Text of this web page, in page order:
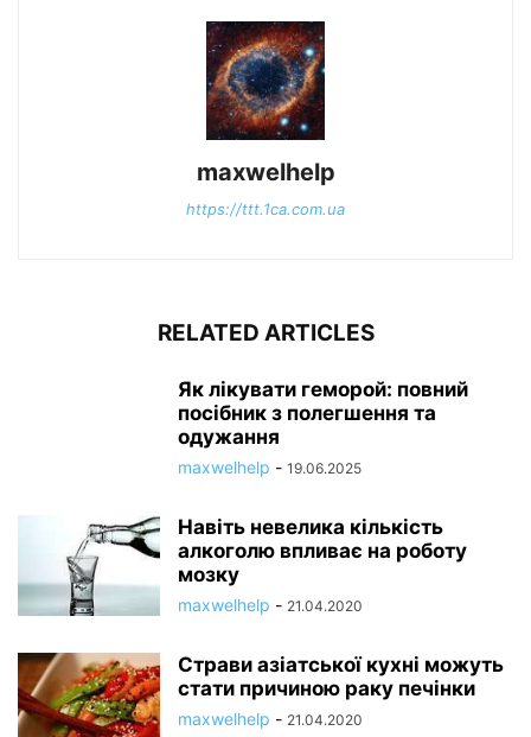
maxwelhelp
https://ttt.1ca.com.ua
RELATED ARTICLES
Як лікувати геморой: повний
посібник з полегшення та
одужання
maxwelhelp - 19.06.2025
Навіть невелика кількість
алкоголю впливає на роботу
мозку
maxwelhelp - 21.04.2020
Страви азіатської кухні можуть
стати причиною раку печінки
maxwelhelp - 21.04.2020